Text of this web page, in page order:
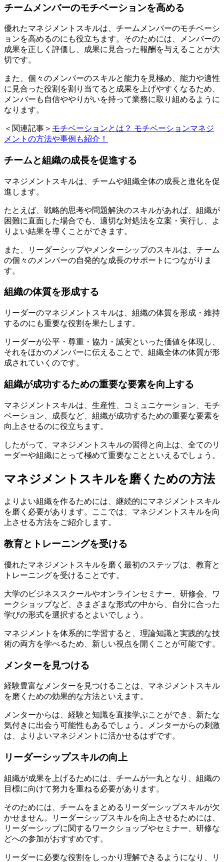
チームメンバーのモチベーションを高める
優れたマネジメントスキルは、チームメンバーのモチベーシ
ョンを高めるのにも役立ちます。そのためには、メンバーの
成果を正しく評価し、成果に見合った報酬を与えることが大
切です。
また、個々のメンバーのスキルと能力を見極め、能力や適性
に見合った役割を割り当てると成果を上げやすくなるため、
メンバーも自信ややりがいを持って業務に取り組めるように
なります。
＜関連記事＞ モチベーションとは？ モチベーションマネジ
メントの方法や事例も紹介！
チームと組織の成長を促進する
マネジメントスキルは、チームや組織全体の成長と進化を促
進します。
たとえば、戦略的思考や問題解決のスキルがあれば、組織が
困難に直面した場合でも、適切な対処法を立案・実行し、よ
りよい結果を導くことができます。
また、リーダーシップやメンターシップのスキルは、チーム
の個々のメンバーの自発的な成長のサポートにつながりま
す。
組織の体質を形成する
リーダーのマネジメントスキルは、組織の体質を形成・維持
するのにも重要な役割を果たします。
リーダーが公平・尊重・協力・誠実といった価値を体現し、
それをほかのメンバーに伝えることで、組織全体の体質が形
成されていくのです。
組織が成功するための重要な要素を向上する
マネジメントスキルは、生産性、コミュニケーション、モチ
ベーション、成長など、組織が成功するための重要な要素を
向上させるのに役立ちます。
したがって、マネジメントスキルの習得と向上は、全てのリ
ーダーや組織にとって極めて重要なことといえるでしょう。
マネジメントスキルを磨くための方法
よりよい組織を作るためには、継続的にマネジメントスキル
を磨く必要があります。ここでは、マネジメントスキルを向
上させる方法をご紹介します。
教育とトレーニングを受ける
優れたマネジメントスキルを磨く最初のステップは、教育と
トレーニングを受けることです。
大学のビジネススクールやオンラインセミナー、研修会、ワ
ークショップなど、さまざまな形式の中から、自分に合った
学びの形式を選択するとよいでしょう。
マネジメントを体系的に学習すると、理論知識と実践的な技
術の両方を学べるため、新しい視点を開くことが可能です。
メンターを見つける
経験豊富なメンターを見つけることは、マネジメントスキル
を磨くための効果的な方法といえます。
メンターからは、経験と知識を直接学ぶことができ、新たな
気付きに出会う可能性もあるでしょう。メンターからの刺激
は、よりよいマネジメントに活かせるはずです。
リーダーシップスキルの向上
組織が成果を上げるためには、チームが一丸となり、組織の
目標に向けて努力を重ねる必要があります。
そのためには、チームをまとめるリーダーシップスキルが欠
かせません。リーダーシップスキルを向上させるためには、
リーダーシップに関するワークショップやセミナー、研修な
どへの参加がおすすめです。
リーダーに必要な役割をしっかり理解できるようになり、リ